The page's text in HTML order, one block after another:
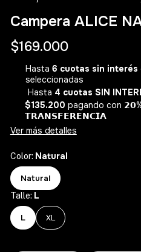
Campera ALICE
$169.000
Hasta6 cuotas sin interés
seleccionadas
Hasta 4 cuotas SIN
$135.200 pagando con
𝗧𝗥𝗔𝗡𝗦𝗙𝗘𝗥𝗘𝗡𝗖𝗜𝗔
Ver más detalles
Color: Natural
Natural
Talle: L
L XL